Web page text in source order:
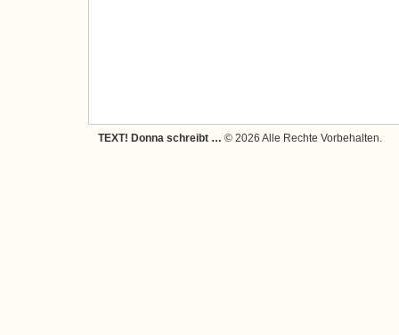
TEXT! Donna schreibt … © 2026 Alle Rechte Vorbehalten.